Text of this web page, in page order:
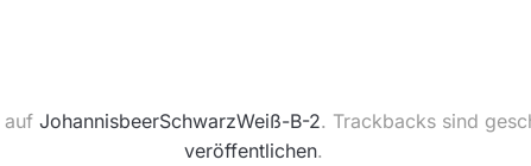
auf JohannisbeerSchwarzWeiß-B-2. Trackbacks sind
veröffentlichen.